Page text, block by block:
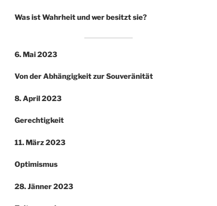
Was ist Wahrheit und wer besitzt sie?
6. Mai 2023
Von der Abhängigkeit zur Souveränität
8. April 2023
Gerechtigkeit
11. März 2023
Optimismus
28. Jänner 2023